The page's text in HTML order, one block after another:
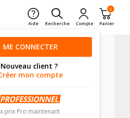
Aide Recherche Compte
0
Panier
ME CONNECTER
Nouveau client ?
mon compte
prix Pro maintenant